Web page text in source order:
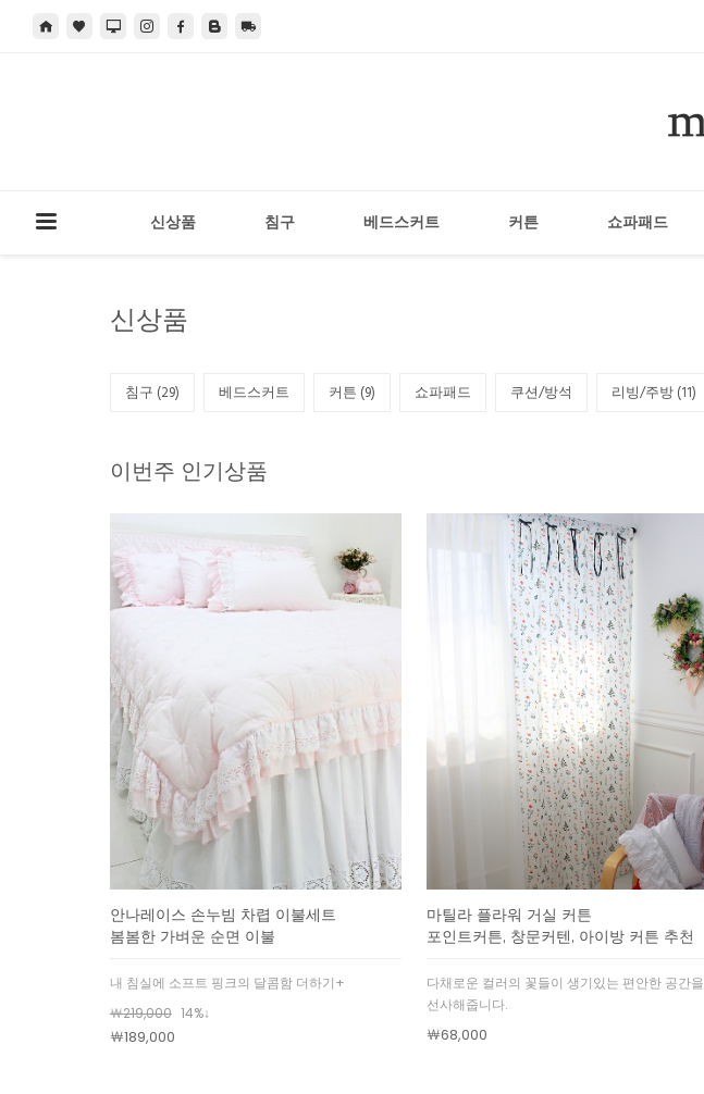
신상품 침구 베드스커트 커튼 쇼파패드
신상품
침구 (29) 베드스커트 커튼 (9) 쇼파패드 쿠션/방석 리빙/주방 (11)
이번주 인기상품
안나레이스 손누빔 차렵 이불세트
봄봄한 가벼운 순면 이불
내 침실에 소프트 핑크의 달콤함 더하기+
￦219,000 14%↓
￦189,000
마틸라 플라워 거실 커튼
포인트커튼, 창문커텐, 아이방 커튼 추천
다채로운 컬러의 꽃들이 생기있는 편안한 공간을
선사해줍니다.
￦68,000